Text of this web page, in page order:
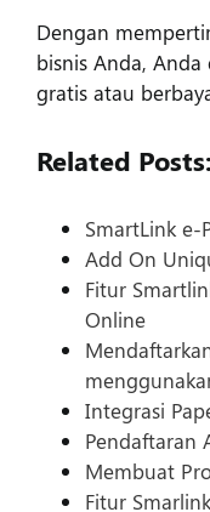
Dengan
bisnis Anda,
gratis atau
Related Posts:
SmartLink e-
Add On
Fitur
Online
Integrasi
Pendaftaran
Membuat
Fitur